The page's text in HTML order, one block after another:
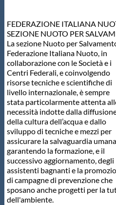
FEDERAZIONE ITALIANA
SEZIONE NUOTO PER
La sezione Nuoto per
Federazione Italiana Nuoto, in
collaborazione con le Società e i
Centri Federali, e coinvolgendo
risorse tecniche e scientifiche di
livello internazionale, è sempre
stata particolarmente attenta
necessità indotte dalla
della cultura dell’acqua e dallo
sviluppo di tecniche e mezzi per
assicurare la salvaguardia
garantendo la formazione, e il
successivo aggiornamento, degli
assistenti bagnanti e la
di campagne di prevenzione che
sposano anche progetti per la
dell'ambiente.